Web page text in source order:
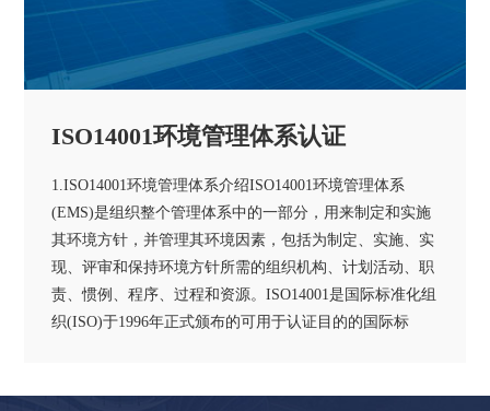
ISO14001环境管理体系认证
1.ISO14001环境管理体系介绍ISO14001环境管理体系
(EMS)是组织整个管理体系中的一部分，用来制定和实施
其环境方针，并管理其环境因素，包括为制定、实施、实
现、评审和保持环境方针所需的组织机构、计划活动、职
责、惯例、程序、过程和资源。ISO14001是国际标准化组
织(ISO)于1996年正式颁布的可用于认证目的的国际标